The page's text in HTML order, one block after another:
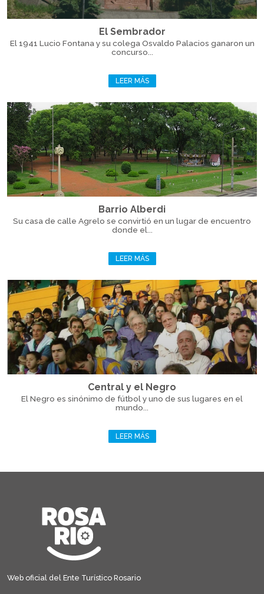
El Sembrador
El 1941 Lucio Fontana y su colega Osvaldo Palacios ganaron un
concurso...
LEER MÁS
Barrio Alberdi
Su casa de calle Agrelo se convirtió en un lugar de encuentro
donde el...
LEER MÁS
Central y el Negro
El Negro es sinónimo de fútbol y uno de sus lugares en el
mundo...
LEER MÁS
Web oficial del Ente Turístico Rosario